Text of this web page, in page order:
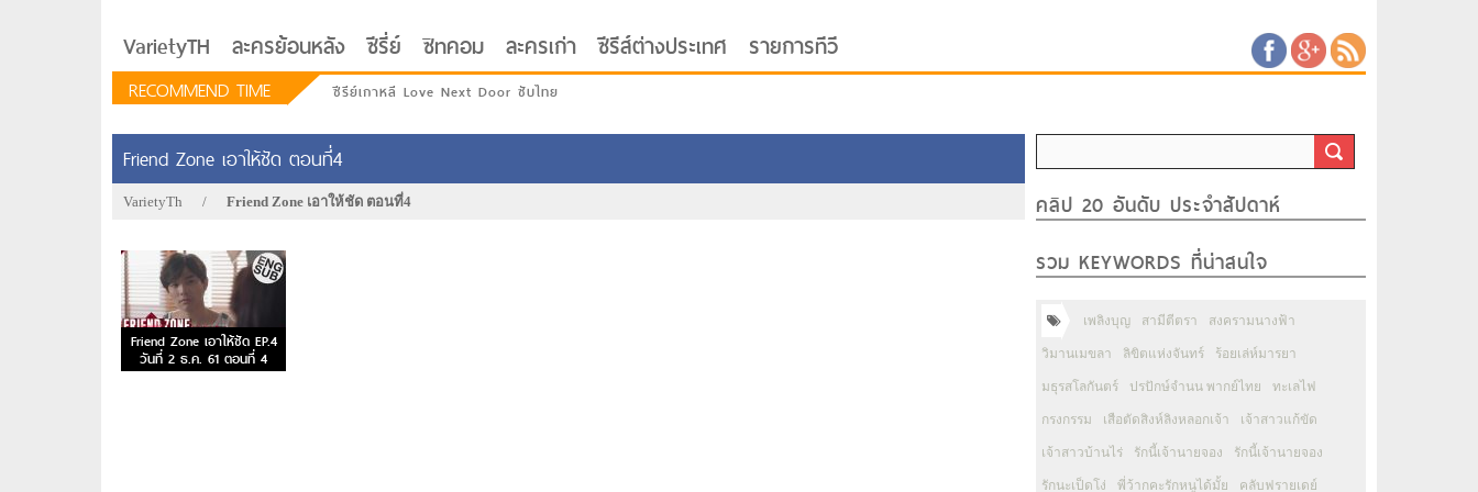
VarietyTH ละครย้อนหลัง ซีรี่ย์ ซิทคอม ละครเก่า ซีรีส์ต่างประเทศ รายการทีวี
RECOMMEND TIME ซีรีย์เกาหลี Love Next Door ซับไทย
Friend Zone เอาให้ชัด ตอนที่4
VarietyTh / Friend Zone เอาให้ชัด ตอนที่4
Friend Zone เอาให้ชัด EP.4
วันที่ 2 ธ.ค. 61 ตอนที่ 4
คลิป 20 อันดับ ประจำสัปดาห์
รวม KEYWORDS ที่น่าสนใจ
เพลิงบุญ สามีตีตรา สงครามนางฟ้า
วิมานเมขลา ลิขิตแห่งจันทร์ ร้อยเล่ห์มารยา
มธุรสโลกันตร์ ปรปักษ์จำนน พากย์ไทย ทะเลไฟ
กรงกรรม เสือตัดสิงห์ลิงหลอกเจ้า เจ้าสาวแก้ขัด
เจ้าสาวบ้านไร่ รักนี้เจ้านายจอง รักนี้เจ้านายจอง
รักนะเป็ดโง่ พี่ว้ากคะรักหนูได้มั้ย คลับฟรายเดย์